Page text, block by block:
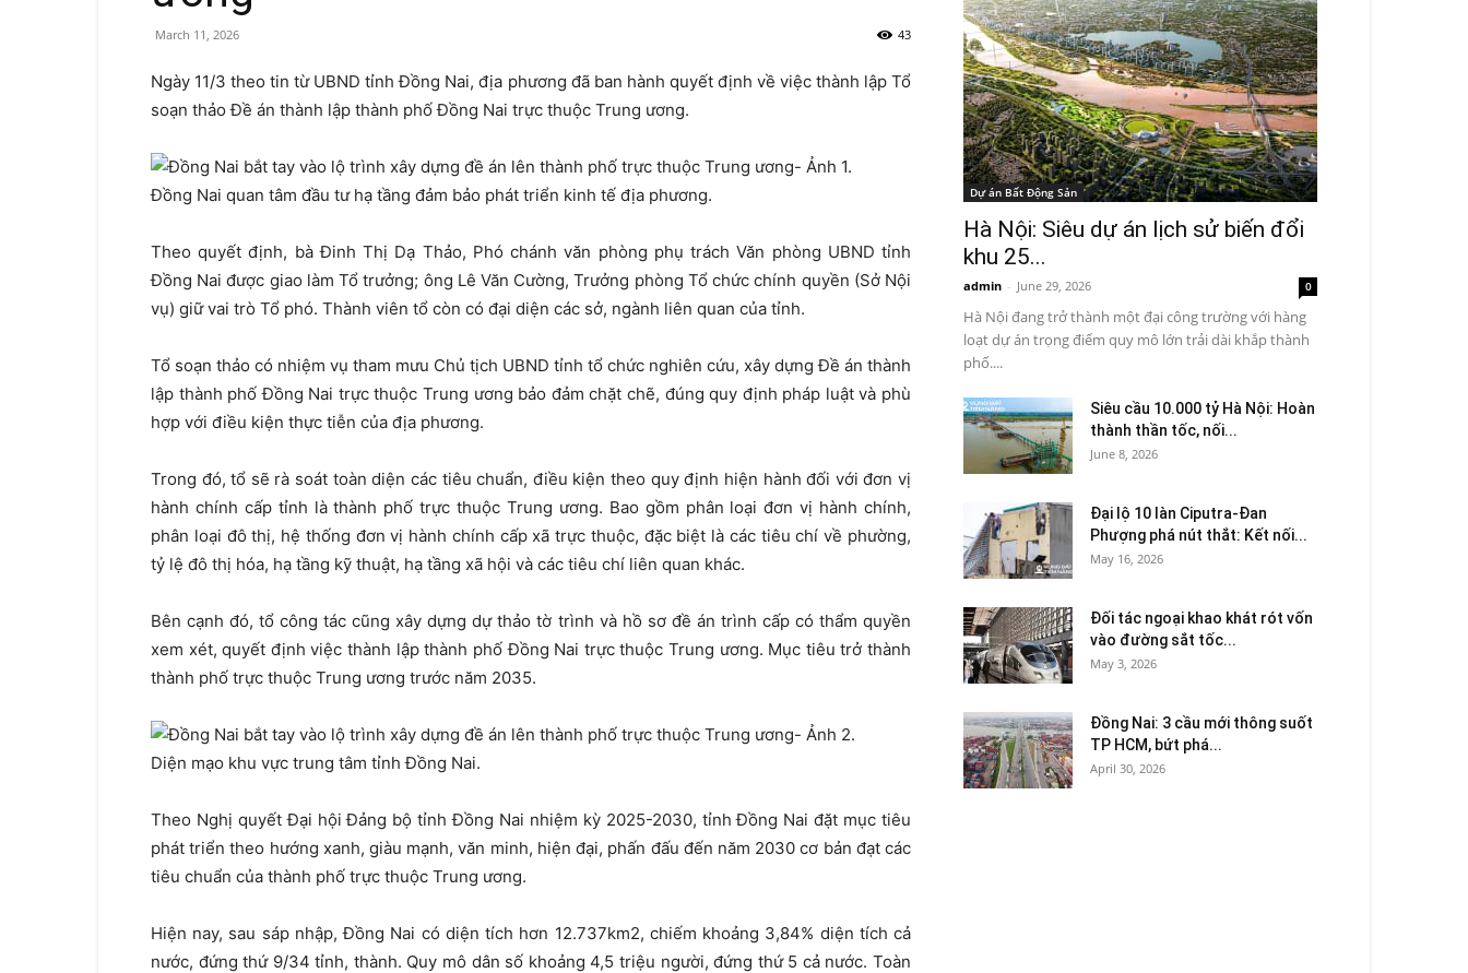
March 11, 2026 43
Ngày 11/3 theo tin từ UBND tỉnh Đồng Nai, địa phương đã ban hành quyết định về việc thành lập Tổ
soạn thảo Đề án thành lập thành phố Đồng Nai trực thuộc Trung ương.
Đồng Nai quan tâm đầu tư hạ tầng đảm bảo phát triển kinh tế địa phương.
Theo quyết định, bà Đinh Thị Dạ Thảo, Phó chánh văn phòng phụ trách Văn phòng UBND tỉnh
Đồng Nai được giao làm Tổ trưởng; ông Lê Văn Cường, Trưởng phòng Tổ chức chính quyền (Sở Nội
vụ) giữ vai trò Tổ phó. Thành viên tổ còn có đại diện các sở, ngành liên quan của tỉnh.
Tổ soạn thảo có nhiệm vụ tham mưu Chủ tịch UBND tỉnh tổ chức nghiên cứu, xây dựng Đề án thành
lập thành phố Đồng Nai trực thuộc Trung ương bảo đảm chặt chẽ, đúng quy định pháp luật và phù
hợp với điều kiện thực tiễn của địa phương.
Trong đó, tổ sẽ rà soát toàn diện các tiêu chuẩn, điều kiện theo quy định hiện hành đối với đơn vị
hành chính cấp tỉnh là thành phố trực thuộc Trung ương. Bao gồm phân loại đơn vị hành chính,
phân loại đô thị, hệ thống đơn vị hành chính cấp xã trực thuộc, đặc biệt là các tiêu chí về phường,
tỷ lệ đô thị hóa, hạ tầng kỹ thuật, hạ tầng xã hội và các tiêu chí liên quan khác.
Bên cạnh đó, tổ công tác cũng xây dựng dự thảo tờ trình và hồ sơ đề án trình cấp có thẩm quyền
xem xét, quyết định việc thành lập thành phố Đồng Nai trực thuộc Trung ương. Mục tiêu trở thành
thành phố trực thuộc Trung ương trước năm 2035.
Diện mạo khu vực trung tâm tỉnh Đồng Nai.
Theo Nghị quyết Đại hội Đảng bộ tỉnh Đồng Nai nhiệm kỳ 2025-2030, tỉnh Đồng Nai đặt mục tiêu
phát triển theo hướng xanh, giàu mạnh, văn minh, hiện đại, phấn đấu đến năm 2030 cơ bản đạt các
tiêu chuẩn của thành phố trực thuộc Trung ương.
Hiện nay, sau sáp nhập, Đồng Nai có diện tích hơn 12.737km2, chiếm khoảng 3,84% diện tích cả
nước, đứng thứ 9/34 tỉnh, thành. Quy mô dân số khoảng 4,5 triệu người, đứng thứ 5 cả nước. Toàn
Dự án Bất Động Sản
Hà Nội: Siêu dự án lịch sử biến đổi
khu 25...
admin - June 29, 2026 0
Hà Nội đang trở thành một đại công trường với hàng
loạt dự án trọng điểm quy mô lớn trải dài khắp thành
phố....
Siêu cầu 10.000 tỷ Hà Nội: Hoàn
thành thần tốc, nối...
June 8, 2026
Đại lộ 10 làn Ciputra-Đan
Phượng phá nút thắt: Kết nối...
May 16, 2026
Đối tác ngoại khao khát rót vốn
vào đường sắt tốc...
May 3, 2026
Đồng Nai: 3 cầu mới thông suốt
TP HCM, bứt phá...
April 30, 2026